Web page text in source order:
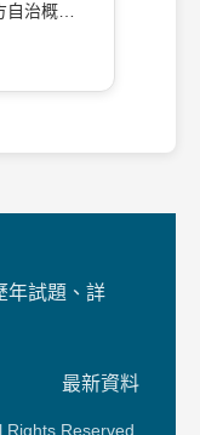
治概要
年試題、詳
最新資料
Reserved.